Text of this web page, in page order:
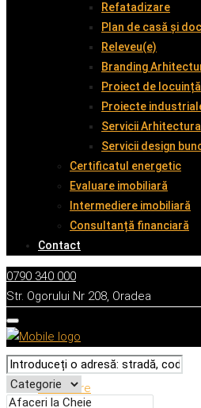
Refatadizare
Plan de casă și
Releveu(e)
Branding
Proiect de locuință
Proiecte
Servicii
Servicii design
Certificatul energetic
Evaluare imobiliară
Intermediere imobiliară
Consultanță financiară
Contact
0790 340 000
Str. Ogorului Nr 208, Oradea
Descriere